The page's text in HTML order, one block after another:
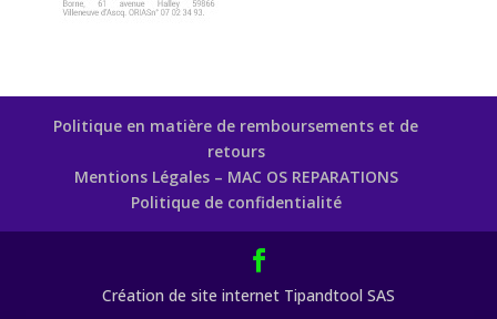
Politique en matière de remboursements et de
retours
Mentions Légales – MAC OS REPARATIONS
Politique de confidentialité
Création de site internet Tipandtool SAS